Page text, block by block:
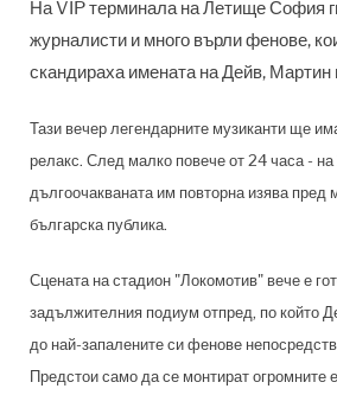
На VIP терминала на Летище София
журналисти и много върли фенове,
скандираха имената на Дейв, Мартин
Тази вечер легендарните музиканти ще
релакс. След малко повече от 24 часа -
дългоочакваната им повторна изява пред
българска публика.
Сцената на стадион "Локомотив" вече е
задължителния подиум отпред, по който
до най-запалените си фенове
Предстои само да се монтират огромните